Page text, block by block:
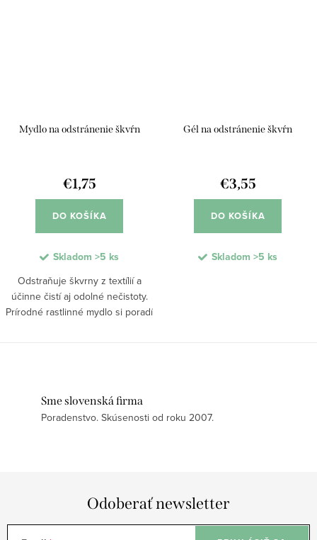
Mydlo na odstránenie škvŕn
€1,75
DO KOŠÍKA
Skladom >5 ks
Odstraňuje škvrny z textílií a
účinne čistí aj odolné nečistoty.
Prírodné rastlinné mydlo si poradí
Gél na odstránenie škvŕn
€3,55
DO KOŠÍKA
Skladom >5 ks
Sme slovenská firma
Poradenstvo. Skúsenosti od roku 2007.
Odoberať newsletter